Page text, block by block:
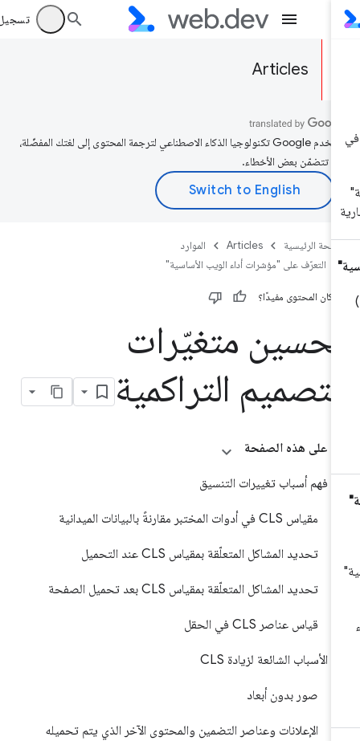
تسجيل
Articles
تستخدم Google تكنولوجيا الذكاء الاصطناعي لترجمة المحتوى إلى لغتك المفضّلة،
تتضمّن بعض الأخطاء.
الرئيسية Articles
الموارد
التعرّف على "مؤشرات أداء الويب الأساسية"
كان المحتوى مفيدًا؟
متغيّرات
التراكمية
على هذه الصفحة
فهم أسباب تغييرات التنسيق
مقياس CLS في أدوات المختبر مقارنةً بالبيانات الميدانية
تحديد المشاكل المتعلّقة بمقياس CLS عند التحميل
تحديد المشاكل المتعلّقة بمقياس CLS بعد تحميل الصفحة
قياس عناصر CLS في الحقل
الأسباب الشائعة لزيادة CLS
صور بدون أبعاد
الإعلانات وعناصر التضمين والمحتوى الآخر الذي يتم تحميله